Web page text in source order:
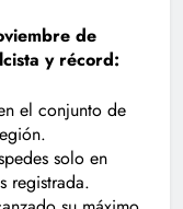
de
y récord:
el conjunto de
solo en
registrada.